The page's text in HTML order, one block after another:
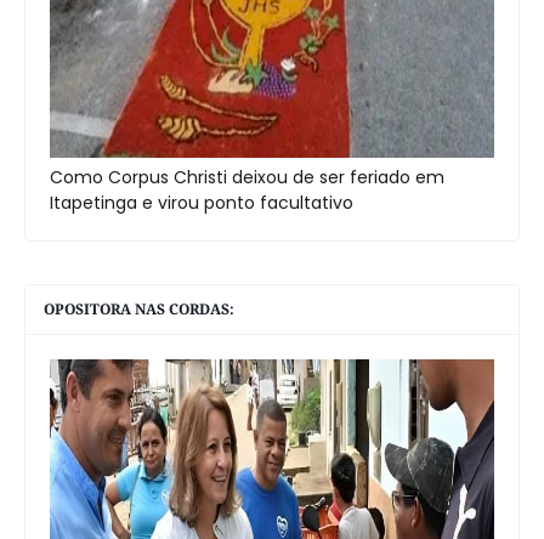
Como Corpus Christi deixou de ser feriado em
Itapetinga e virou ponto facultativo
OPOSITORA NAS CORDAS: